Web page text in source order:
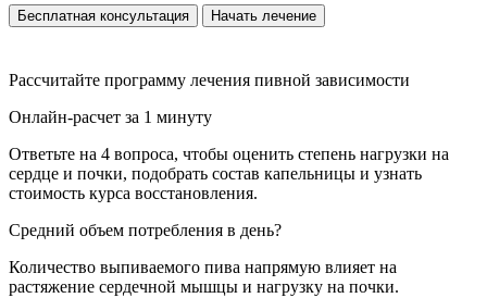
Бесплатная консультация Начать лечение
Рассчитайте программу лечения пивной зависимости
Онлайн-расчет за 1 минуту
Ответьте на 4 вопроса, чтобы оценить степень нагрузки на
сердце и почки, подобрать состав капельницы и узнать
стоимость курса восстановления.
Средний объем потребления в день?
Количество выпиваемого пива напрямую влияет на
растяжение сердечной мышцы и нагрузку на почки.